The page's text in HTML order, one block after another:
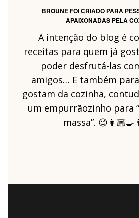
BROUNE FOI CRIADO PARA
APAIXONADAS PELA
A intenção do blog é
receitas para quem já
poder desfrutá-las
amigos… E também
gostam da cozinha,
um empurrãozinho para
massa”.